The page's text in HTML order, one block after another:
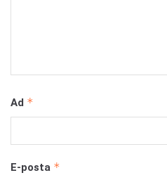
Ad *
E-posta *